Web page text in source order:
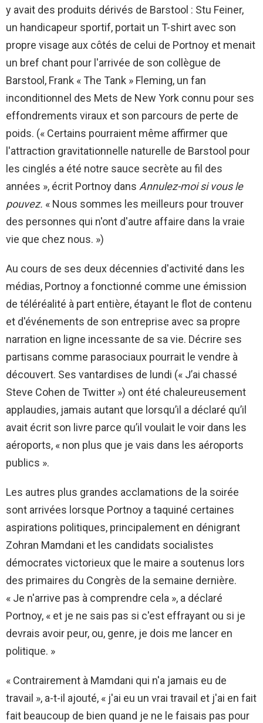
y avait des produits dérivés de Barstool : Stu Feiner,
un handicapeur sportif, portait un T-shirt avec son
propre visage aux côtés de celui de Portnoy et menait
un bref chant pour l'arrivée de son collègue de
Barstool, Frank « The Tank » Fleming, un fan
inconditionnel des Mets de New York connu pour ses
effondrements viraux et son parcours de perte de
poids. (« Certains pourraient même affirmer que
l'attraction gravitationnelle naturelle de Barstool pour
les cinglés a été notre sauce secrète au fil des
années », écrit Portnoy dans Annulez-moi si vous le
pouvez. « Nous sommes les meilleurs pour trouver
des personnes qui n'ont d'autre affaire dans la vraie
vie que chez nous. »)
Au cours de ses deux décennies d'activité dans les
médias, Portnoy a fonctionné comme une émission
de téléréalité à part entière, étayant le flot de contenu
et d'événements de son entreprise avec sa propre
narration en ligne incessante de sa vie. Décrire ses
partisans comme parasociaux pourrait le vendre à
découvert. Ses vantardises de lundi (« J’ai chassé
Steve Cohen de Twitter ») ont été chaleureusement
applaudies, jamais autant que lorsqu’il a déclaré qu’il
avait écrit son livre parce qu’il voulait le voir dans les
aéroports, « non plus que je vais dans les aéroports
publics ».
Les autres plus grandes acclamations de la soirée
sont arrivées lorsque Portnoy a taquiné certaines
aspirations politiques, principalement en dénigrant
Zohran Mamdani et les candidats socialistes
démocrates victorieux que le maire a soutenus lors
des primaires du Congrès de la semaine dernière.
« Je n'arrive pas à comprendre cela », a déclaré
Portnoy, « et je ne sais pas si c'est effrayant ou si je
devrais avoir peur, ou, genre, je dois me lancer en
politique. »
« Contrairement à Mamdani qui n'a jamais eu de
travail », a-t-il ajouté, « j'ai eu un vrai travail et j'ai en fait
fait beaucoup de bien quand je ne le faisais pas pour